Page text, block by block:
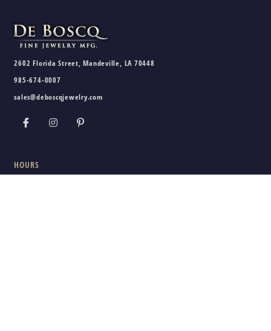
2602 Florida Street, Mandeville, LA 70448
985-674-0007
sales@deboscqjewelry.com
HOURS